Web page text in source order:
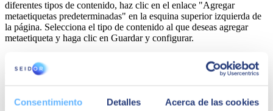
Consentimiento Detalles Acerca de las cookies
diferentes tipos de contenido, haz clic en el enlace "Agregar
metaetiquetas predeterminadas" en la esquina superior izquierda de
la página. Selecciona el tipo de contenido al que deseas agregar
metaetiqueta y haga clic en Guardar y configurar.
3) Configurar las metaetiquetas de Drupal 8 para las
páginas de visualización